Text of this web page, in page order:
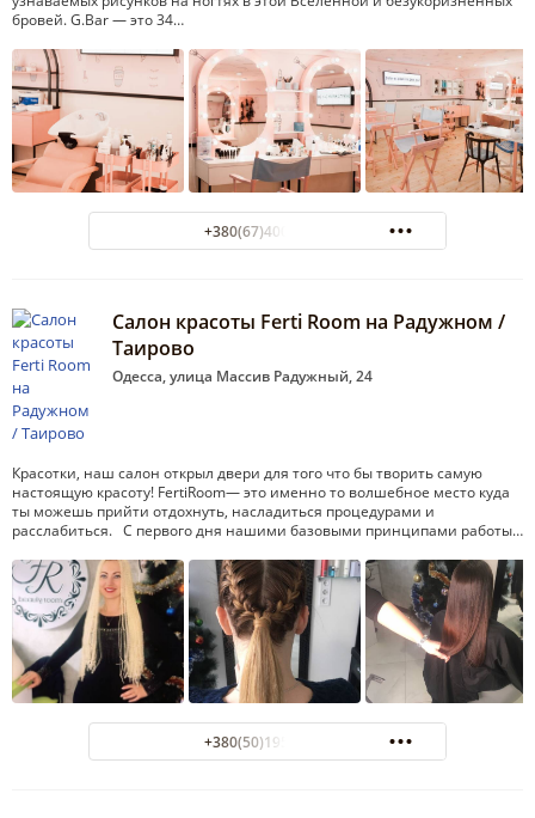
бровей. G.Bar — это 34…
+380(67)400-81-11
Салон красоты Ferti Room на Радужном /
Таирово
Одесса, улица Массив Радужный, 24
Красотки, наш салон открыл двери для того что бы творить самую
настоящую красоту! FertiRoom— это именно то волшебное место куда
ты можешь прийти отдохнуть, насладиться процедурами и
расслабиться. С первого дня нашими базовыми принципами работы…
+380(50)195-98-92